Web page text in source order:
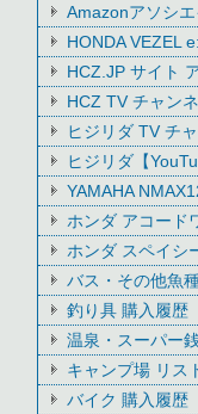
Amazonアソシエ
HONDA VEZEL
HCZ.JP サイト
HCZ TV チャン
ヒジリダ TV チ
ヒジリダ【
YAMAHA
ホンダ アコー
ホンダ スペイ
バス・その他魚
釣り具 購入履
温泉・スーパー
キャンプ場 リス
バイク 購入履歴